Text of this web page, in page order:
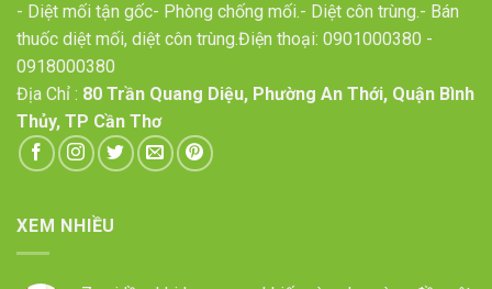
- Diệt mối tận gốc- Phòng chống mối.- Diệt côn trùng.- Bán
thuốc diệt mối, diệt côn trùng.Điện thoại: 0901000380 -
0918000380
Địa Chỉ : 80 Trần Quang Diệu, Phường An Thới, Quận Bình
Thủy, TP Cần Thơ
XEM NHIỀU